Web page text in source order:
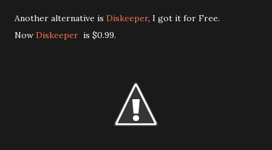
Another alternative is Diskeeper, I got it for Free.
Now Diskeeper is $0.99.